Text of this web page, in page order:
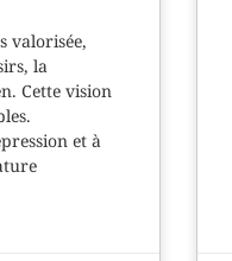
valorisée,
la
Cette vision
et à